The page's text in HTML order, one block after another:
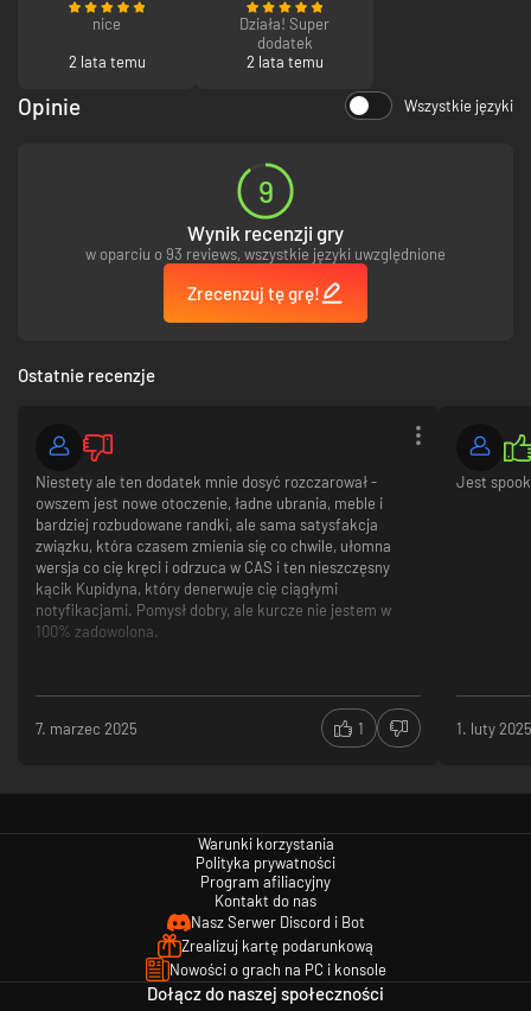
nice
2 lata temu
Działa! Super
dodatek
2 lata temu
Opinie Wszystkie języki
9
Wynik recenzji gry
w oparciu o 93 reviews, wszystkie języki uwzględnione
Zrecenzuj tę grę!
Ostatnie recenzje
Niestety ale ten dodatek mnie dosyć rozczarował -
owszem jest nowe otoczenie, ładne ubrania, meble i
bardziej rozbudowane randki, ale sama satysfakcja
związku, która czasem zmienia się co chwile, ułomna
wersja co cię kręci i odrzuca w CAS i ten nieszczęsny
kącik Kupidyna, który denerwuje cię ciągłymi
notyfikacjami. Pomysł dobry, ale kurcze nie jestem w
100% zadowolona.
7. marzec 2025 1
Jest
1. luty
Warunki korzystania
Polityka prywatności
Program afiliacyjny
Kontakt do nas
Nasz Serwer Discord i Bot
Zrealizuj kartę podarunkową
Nowości o grach na PC i konsole
Dołącz do naszej społeczności